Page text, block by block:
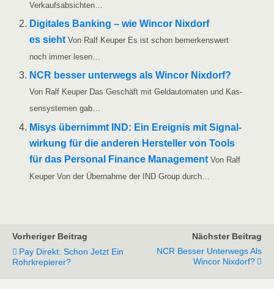
Verkaufsabsichten…
Digi­ta­les Ban­king – wie Win­cor Nix­dorf
es sieht Von Ralf Keu­per Es ist schon bemer­kens­wert
noch immer lesen…
NCR bes­ser unter­wegs als Win­cor Nix­dorf?
Von Ralf Keu­per Das Geschäft mit Geld­au­to­ma­ten und Kas­
sen­sys­te­men gab…
Misys über­nimmt IND: Ein Ereig­nis mit Signal­
wir­kung für die ande­ren Her­stel­ler von Tools
für das Per­so­nal Finan­ce Manage­ment Von Ralf
Keu­per Von der Über­nah­me der IND Group durch…
Vorheriger Beitrag
Pay Direkt: Schon Jetzt Ein
Rohrkrepierer?
Nächster Beitrag
NCR Besser Unterwegs Als
Wincor Nixdorf?